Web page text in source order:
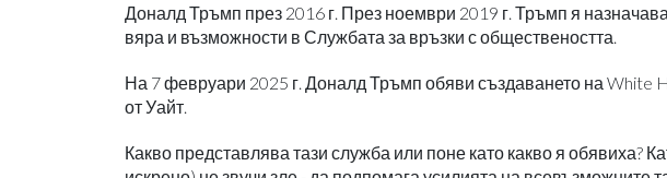
Доналд Тръмп през 2016 г. През ноември 2019 г. Тръмп я
вяра и възможности в Службата за връзки с обществеността.
На 7 февруари 2025 г. Доналд Тръмп обяви създаването на White
от Уайт.
Какво представлява тази служба или поне като какво я обявиха?